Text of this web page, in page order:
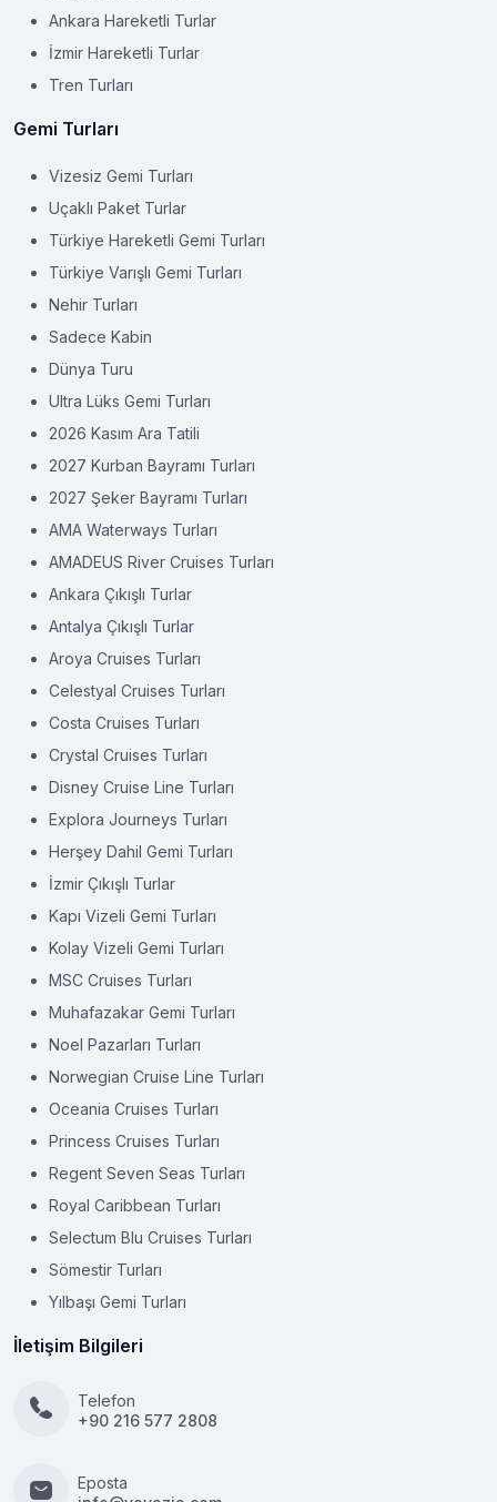
Ankara Hareketli Turlar
İzmir Hareketli Turlar
Tren Turları
Gemi Turları
Vizesiz Gemi Turları
Uçaklı Paket Turlar
Türkiye Hareketli Gemi Turları
Türkiye Varışlı Gemi Turları
Nehir Turları
Sadece Kabin
Dünya Turu
Ultra Lüks Gemi Turları
2026 Kasım Ara Tatili
2027 Kurban Bayramı Turları
2027 Şeker Bayramı Turları
AMA Waterways Turları
AMADEUS River Cruises Turları
Ankara Çıkışlı Turlar
Antalya Çıkışlı Turlar
Aroya Cruises Turları
Celestyal Cruises Turları
Costa Cruises Turları
Crystal Cruises Turları
Disney Cruise Line Turları
Explora Journeys Turları
Herşey Dahil Gemi Turları
İzmir Çıkışlı Turlar
Kapı Vizeli Gemi Turları
Kolay Vizeli Gemi Turları
MSC Cruises Turları
Muhafazakar Gemi Turları
Noel Pazarları Turları
Norwegian Cruise Line Turları
Oceania Cruises Turları
Princess Cruises Turları
Regent Seven Seas Turları
Royal Caribbean Turları
Selectum Blu Cruises Turları
Sömestir Turları
Yılbaşı Gemi Turları
İletişim Bilgileri
Telefon
+90 216 577 2808
Eposta